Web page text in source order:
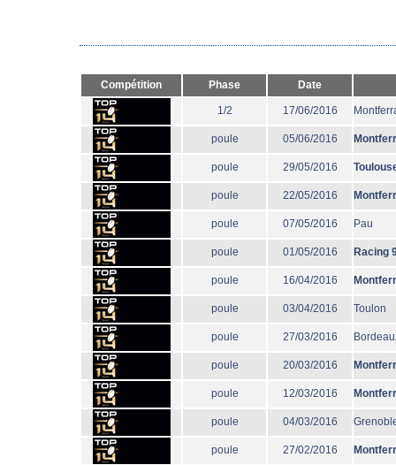
Compétition Phase Date
1/2 17/06/2016
poule 05/06/2016
poule 29/05/2016
poule 22/05/2016
poule 07/05/2016 Pau
poule 01/05/2016 Racing
poule 16/04/2016
poule 03/04/2016 Toulon
poule 27/03/2016
poule 20/03/2016
poule 12/03/2016
poule 04/03/2016
poule 27/02/2016